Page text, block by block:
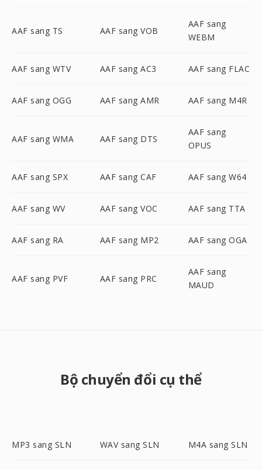
AAF sang TS AAF sang VOB
AAF sang
WEBM
AAF sang WTV AAF sang AC3 AAF sang FLAC
AAF sang OGG AAF sang AMR AAF sang M4R
AAF sang WMA AAF sang DTS
AAF sang
OPUS
AAF sang SPX AAF sang CAF AAF sang W64
AAF sang WV AAF sang VOC AAF sang TTA
AAF sang RA AAF sang MP2 AAF sang OGA
AAF sang PVF AAF sang PRC
AAF sang
MAUD
Bộ chuyển đổi cụ thể
MP3 sang SLN WAV sang SLN M4A sang SLN